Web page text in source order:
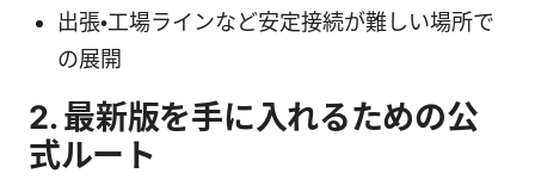
出張・工場ラインなど安定接続が難しい場所で
の展開
2. 最新版を手に入れるための公
式ルート